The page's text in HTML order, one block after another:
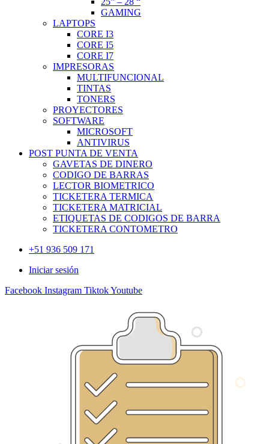
GAMING
LAPTOPS
CORE I3
CORE I5
CORE I7
IMPRESORAS
MULTIFUNCIONAL
TINTAS
TONERS
PROYECTORES
SOFTWARE
MICROSOFT
ANTIVIRUS
POST PUNTA DE VENTA
GAVETAS DE DINERO
CODIGO DE BARRAS
LECTOR BIOMETRICO
TICKETERA TERMICA
TICKETERA MATRICIAL
ETIQUETAS DE CODIGOS DE BARRA
TICKETERA CONTOMETRO
+51 936 509 171
Iniciar sesión
Facebook Instagram TiktokYoutube